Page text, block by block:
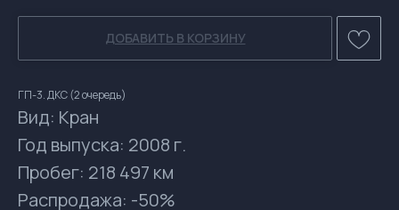
ДОБАВИТЬ В КОРЗИНУ
ГП-3. ДКС (2 очередь)
Вид: Кран
Год выпуска: 2008 г.
Пробег: 218 497 км
Распродажа: -50%